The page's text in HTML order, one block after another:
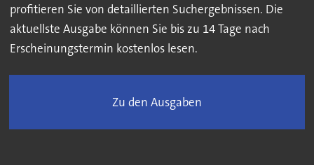
profitieren Sie von detaillierten Suchergebnissen. Die
aktuellste Ausgabe können Sie bis zu 14 Tage nach
Erscheinungstermin kostenlos lesen.
Zu den Ausgaben